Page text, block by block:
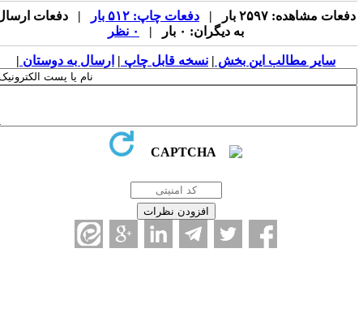
مشاهده: ۲۵۹۷ بار | دفعات چاپ: ۵۱۲ بار
| دفعات ارسال
به دیگران: ۰ بار |
سایر مطالب این بخش | نسخه قابل چاپ| ارسال به دوستان|